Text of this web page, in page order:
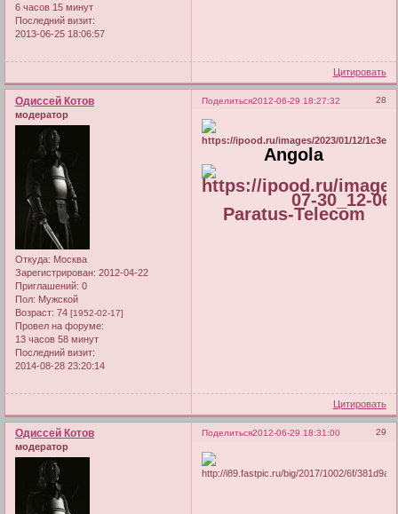
6 часов 15 минут
Последний визит:
2013-06-25 18:06:57
Цитировать
Поделиться 28
2012-06-29 18:27:32
Одиссей Котов
модератор
Откуда: Москва
Зарегистрирован: 2012-04-22
Приглашений: 0
Пол: Мужской
Возраст: 74 [1952-02-17]
Провел на форуме:
13 часов 58 минут
Последний визит:
2014-08-28 23:20:14
Angola
Paratus-Telecom
Цитировать
Поделиться 29
2012-06-29 18:31:00
Одиссей Котов
модератор